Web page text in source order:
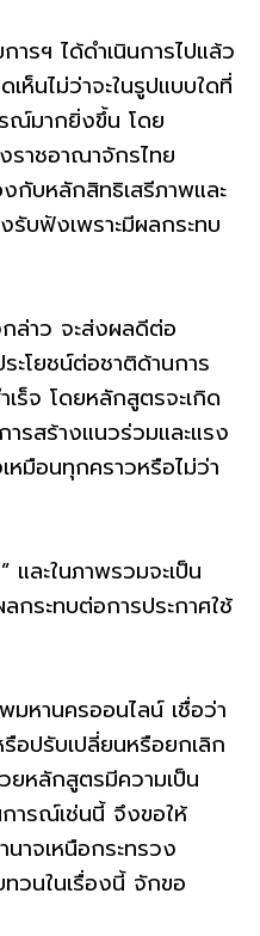
รฯ ได้ดำเนินการไปแล้ว
ห็นไม่ว่าจะในรูปแบบใดที่
รณ์มากยิ่งขึ้น โดย
าชอาณาจักรไทย
บหลักสิทธิเสรีภาพและ
รับฟังเพราะมีผลกระทบ
ล่าว จะส่งผลดีต่อ
ะโยชน์ต่อชาติด้านการ
ร็จ โดยหลักสูตรจะเกิด
รสร้างแนวร่วมและแรง
หมือนทุกคราวหรือไม่ว่า
และในภาพรวมจะเป็น
กระทบต่อการประกาศใช้
หานครออนไลน์ เชื่อว่า
ปรับเปลี่ยนหรือยกเลิก
ยหลักสูตรมีความเป็น
ารณ์เช่นนี้ จึงขอให้
าจเหนือกระทรวง
วนในเรื่องนี้ จักขอ